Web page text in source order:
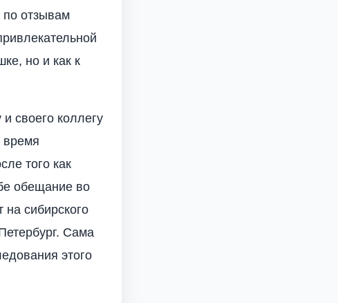
по отзывам
но и как к
своего коллегу
время
того как
обещание во
сибирского
Сама
этого